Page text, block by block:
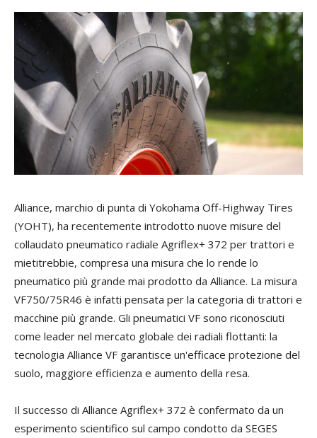
Alliance, marchio di punta di Yokohama Off-Highway Tires
(YOHT), ha recentemente introdotto nuove misure del
collaudato pneumatico radiale Agriflex+ 372 per trattori e
mietitrebbie, compresa una misura che lo rende lo
pneumatico più grande mai prodotto da Alliance. La misura
VF750/75R46 è infatti pensata per la categoria di trattori e
macchine più grande. Gli pneumatici VF sono riconosciuti
come leader nel mercato globale dei radiali flottanti: la
tecnologia Alliance VF garantisce un'efficace protezione del
suolo, maggiore efficienza e aumento della resa.
Il successo di Alliance Agriflex+ 372 è confermato da un
esperimento scientifico sul campo condotto da SEGES